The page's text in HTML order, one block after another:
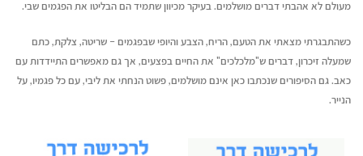
מעולם לא אהבתי דברים מושלמים. בעיקר מכיוון שתמיד הם הבליטו את הפגמים שבי.
כשהתבגרתי מצאתי את הטעם, הריח, הצבע והיופי שבפגמים – שריטה, צלקת, כתם
שמעלה זיכרון, דברים ש"מלכלכים" את החיים בפצעים, אך גם מאפשרים התיידדות עם
כאב. גם הסיפורים שנכתבו כאן אינם מושלמים, פשוט הנחתי את ליבי, עם כל פגמיו, על
הנייר.